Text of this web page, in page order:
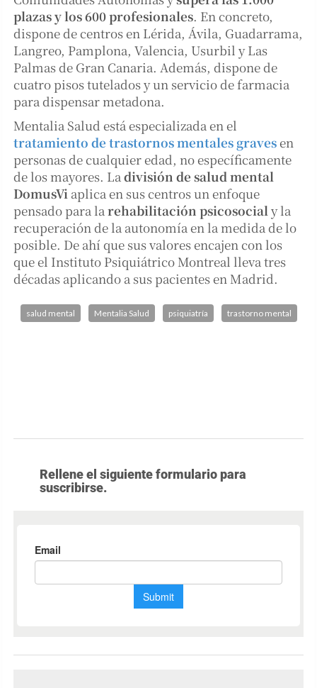
plazas y los 600 profesionales. En concreto,
dispone de centros en Lérida, Ávila, Guadarrama,
Langreo, Pamplona, Valencia, Usurbil y Las
Palmas de Gran Canaria. Además, dispone de
cuatro pisos tutelados y un servicio de farmacia
para dispensar metadona.
Mentalia Salud está especializada en el
tratamiento de trastornos mentales gravesen
personas de cualquier edad, no específicamente
de los mayores. Ladivisión de salud mental
DomusVi aplica en sus centros un enfoque
pensado para larehabilitación psicosocialy la
recuperación de la autonomía en la medida de lo
posible. De ahí que sus valores encajen con los
que el Instituto Psiquiátrico Montreal lleva tres
décadas aplicando a sus pacientes en Madrid.
salud mental Mentalia Salud psiquiatría trastorno mental
Rellene el siguiente formulario para
suscribirse.